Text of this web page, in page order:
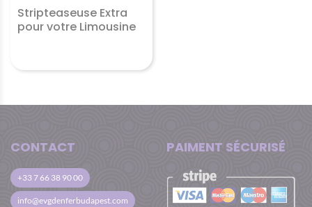
Stripteaseuse Extra
pour votre Limousine
CONTACT
+33 7 66 38 90 00
info@evgdenferbudapest.com
PAIMENT SÉCURISÉ